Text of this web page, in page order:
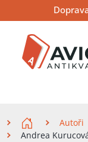
na
obsah
na
navigaci
na
vyhledávání
Autoři
Andrea